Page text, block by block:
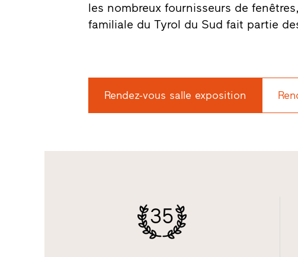
les nombreux fournisseurs de
familiale du Tyrol du Sud fait partie
Rendez-vous salle exposition
35